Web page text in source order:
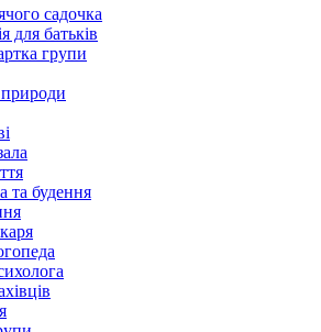
садочка
для батьків
групи
та будення